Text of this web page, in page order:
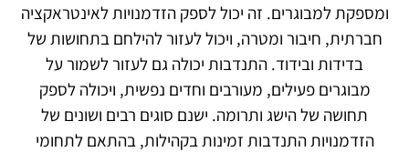
ומספקת למבוגרים. זה יכול לספק הזדמנויות לאינטראקציה
חברתית, חיבור ומטרה, ויכול לעזור להילחם בתחושות של
בדידות ובידוד. התנדבות יכולה גם לעזור לשמור על
מבוגרים פעילים, מעורבים וחדים נפשית, ויכולה לספק
תחושה של הישג ותרומה. ישנם סוגים רבים ושונים של
הזדמנויות התנדבות זמינות בקהילות, בהתאם לתחומי